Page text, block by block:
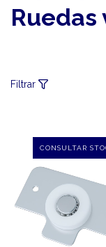
Ruedas
Filtrar